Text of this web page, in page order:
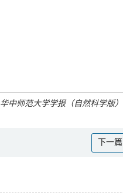
华中师范大学学报（自然科学版）
下一篇